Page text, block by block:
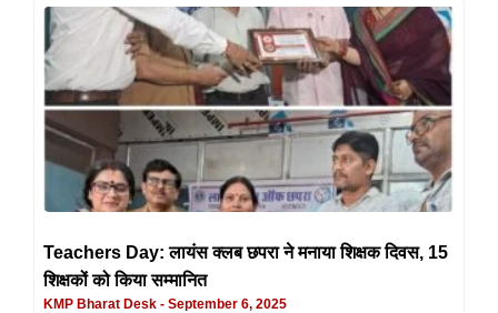
Teachers Day: लायंस क्लब छपरा ने मनाया शिक्षक दिवस, 15
शिक्षकों को किया सम्मानित
KMP Bharat Desk September 6, 2025